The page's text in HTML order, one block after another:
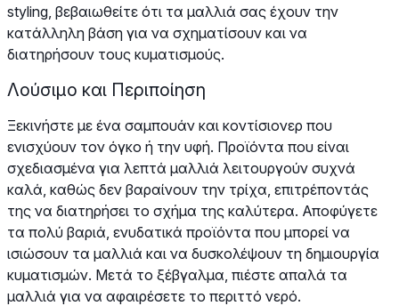
styling, βεβαιωθείτε ότι τα μαλλιά σας έχουν την
κατάλληλη βάση για να σχηματίσουν και να
διατηρήσουν τους κυματισμούς.
Λούσιμο και Περιποίηση
Ξεκινήστε με ένα σαμπουάν και κοντίσιονερ που
ενισχύουν τον όγκο ή την υφή. Προϊόντα που είναι
σχεδιασμένα για λεπτά μαλλιά λειτουργούν συχνά
καλά, καθώς δεν βαραίνουν την τρίχα, επιτρέποντάς
της να διατηρήσει το σχήμα της καλύτερα. Αποφύγετε
τα πολύ βαριά, ενυδατικά προϊόντα που μπορεί να
ισιώσουν τα μαλλιά και να δυσκολέψουν τη δημιουργία
κυματισμών. Μετά το ξέβγαλμα, πιέστε απαλά τα
μαλλιά για να αφαιρέσετε το περιττό νερό.